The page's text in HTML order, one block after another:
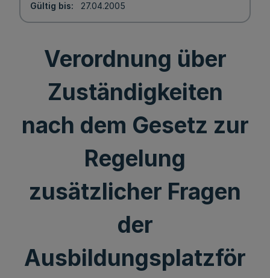
Gültig bis
27.04.2005
Verordnung über
Zuständigkeiten
nach dem Gesetz zur
Regelung
zusätzlicher Fragen
der
Ausbildungsplatzför